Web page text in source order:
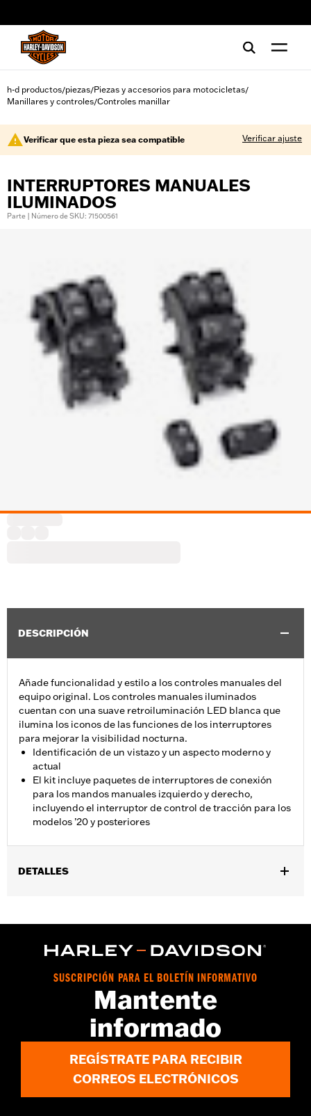
h-d productos/piezas/Piezas y accesorios para motocicletas/
Manillares y controles/Controles manillar
Verificar que esta pieza sea compatible Verificar ajuste
INTERRUPTORES MANUALES
ILUMINADOS
Parte | Número de SKU: 71500561
DESCRIPCIÓN
Añade funcionalidad y estilo a los controles manuales del
equipo original. Los controles manuales iluminados
cuentan con una suave retroiluminación LED blanca que
ilumina los iconos de las funciones de los interruptores
para mejorar la visibilidad nocturna.
Identificación de un vistazo y un aspecto moderno y
actual
El kit incluye paquetes de interruptores de conexión
para los mandos manuales izquierdo y derecho,
incluyendo el interruptor de control de tracción para los
modelos ’20 y posteriores
DETALLES
Installation Instructions
GARANTÍA:1 year limited warranty – Go towww.h-
for full details
SUSCRIPCIÓN PARA EL BOLETÍN INFORMATIVO
Mantente
informado
REGÍSTRATE PARA RECIBIR
CORREOS ELECTRÓNICOS